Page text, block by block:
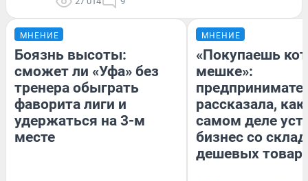
МНЕНИЕ
Боязнь высоты:
сможет ли «Уфа» без
тренера обыграть
фаворита лиги и
удержаться на 3-м
месте
МНЕНИЕ
«Покупаешь
мешке»:
рассказала, как
самом деле
бизнес со
дешевых